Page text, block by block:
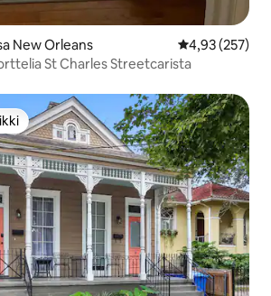
New Orleans
4,93 (257)
St Charles Streetcarista
parhaimmistoa